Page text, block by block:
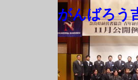
がんばろう